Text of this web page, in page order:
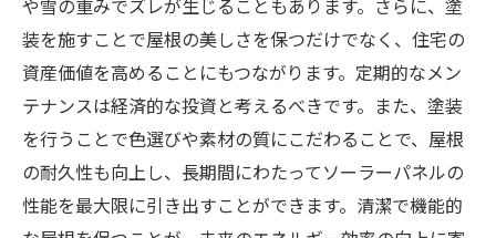
や雪の重みでズレが生じることもあります。さらに、塗
装を施すことで屋根の美しさを保つだけでなく、住宅の
資産価値を高めることにもつながります。定期的なメン
テナンスは経済的な投資と考えるべきです。また、塗装
を行うことで色選びや素材の質にこだわることで、屋根
の耐久性も向上し、長期間にわたってソーラーパネルの
性能を最大限に引き出すことができます。清潔で機能的